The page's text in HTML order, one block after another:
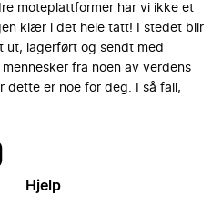
moteplattformer har vi ikke et
klær i det hele tatt! I stedet blir
ut, lagerført og sendt med
fra noen av verdens
dette er noe for deg. I så fall,
Hjelp